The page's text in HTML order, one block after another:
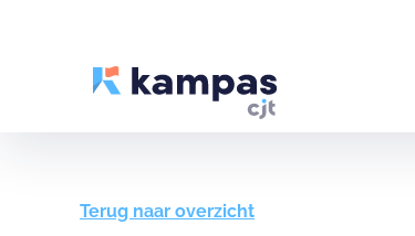
Terug naar overzicht